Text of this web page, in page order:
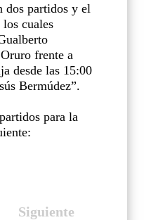
dos partidos y el
cuales
frente a
desde las 15:00
Bermúdez”.
para la
Siguiente